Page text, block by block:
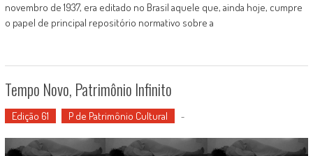
novembro de 1937, era editado no Brasil aquele que, ainda hoje, cumpre
o papel de principal repositório normativo sobre a
Tempo Novo, Patrimônio Infinito
Edição 61 P de Patrimônio Cultural -